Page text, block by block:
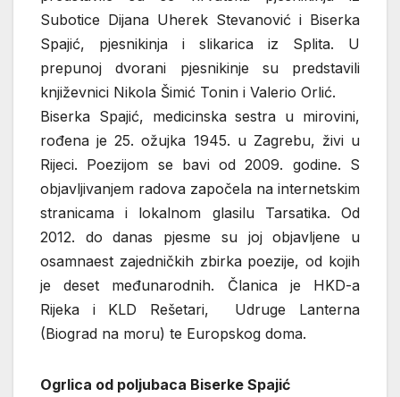
Subotice Dijana Uherek Stevanović i Biserka
Spajić, pjesnikinja i slikarica iz Splita. U
prepunoj dvorani pjesnikinje su predstavili
književnici Nikola Šimić Tonin i Valerio Orlić.
Biserka Spajić, medicinska sestra u mirovini,
rođena je 25. ožujka 1945. u Zagrebu, živi u
Rijeci. Poezijom se bavi od 2009. godine. S
objavljivanjem radova započela na internetskim
stranicama i lokalnom glasilu Tarsatika. Od
2012. do danas pjesme su joj objavljene u
osamnaest zajedničkih zbirka poezije, od kojih
je deset međunarodnih. Članica je HKD-a
Rijeka i KLD Rešetari, Udruge Lanterna
(Biograd na moru) te Europskog doma.
Ogrlica od poljubaca Biserke Spajić